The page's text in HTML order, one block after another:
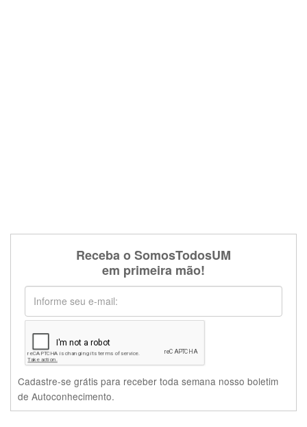
Receba o SomosTodosUM
em primeira mão!
Cadastre-se grátis para receber toda semana nosso boletim
de Autoconhecimento.